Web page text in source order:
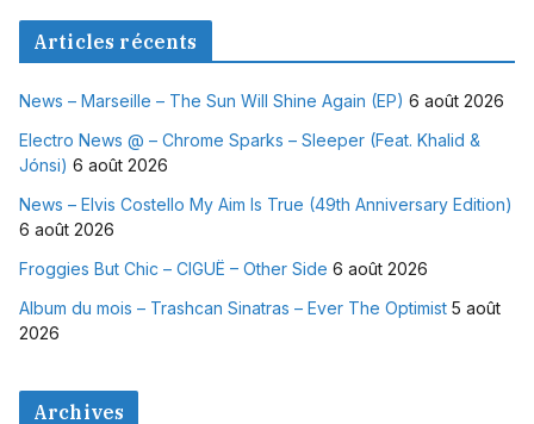
Articles récents
News – Marseille – The Sun Will Shine Again (EP) 6 août 2026
Electro News @ – Chrome Sparks – Sleeper (Feat. Khalid &
Jónsi) 6 août 2026
News – Elvis Costello My Aim Is True (49th Anniversary Edition)
6 août 2026
Froggies But Chic – CIGUË – Other Side 6 août 2026
Album du mois – Trashcan Sinatras – Ever The Optimist 5 août
2026
Archives